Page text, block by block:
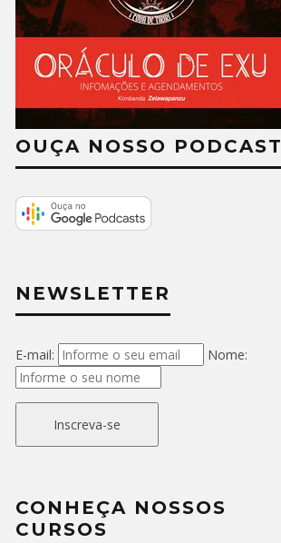
OUÇA NOSSO PODCAST
NEWSLETTER
E-mail: Nome:
Inscreva-se
CONHEÇA NOSSOS
CURSOS